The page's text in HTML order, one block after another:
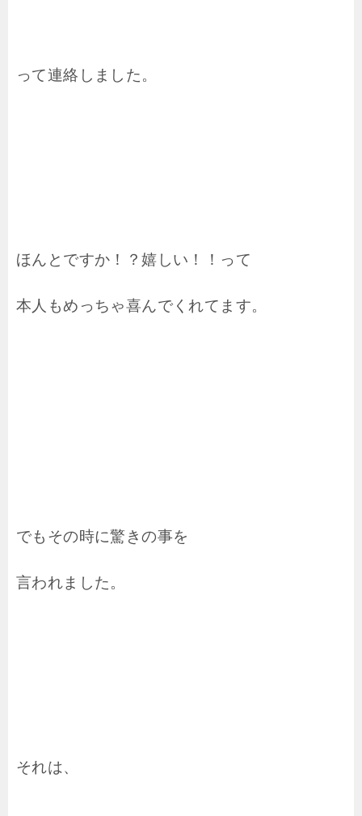
って連絡しました。
ほんとですか！？嬉しい！！って
本人もめっちゃ喜んでくれてます。
でもその時に驚きの事を
言われました。
それは、